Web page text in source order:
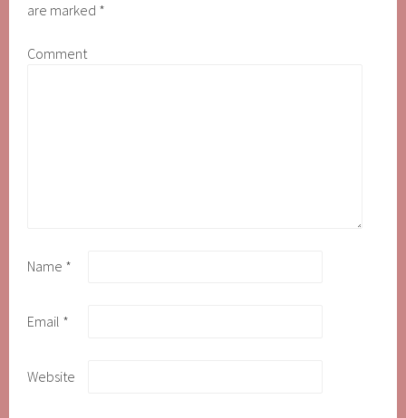
are marked *
Comment
Name *
Email *
Website